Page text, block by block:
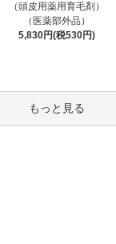
（頭皮用薬用育毛剤）
（医薬部外品）
5,830円(税530円)
もっと見る